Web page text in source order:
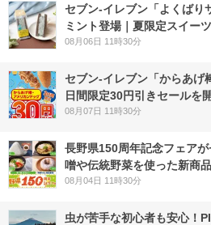
セブン‐イレブン「よくばり
ミント登場｜夏限定スイー
08月06日 11時30分
セブン‐イレブン「からあ
日間限定30円引きセールを
08月07日 11時30分
長野県150周年記念フェア
噌や伝統野菜を使った新商
08月04日 11時30分
虫が苦手な初心者も安心！